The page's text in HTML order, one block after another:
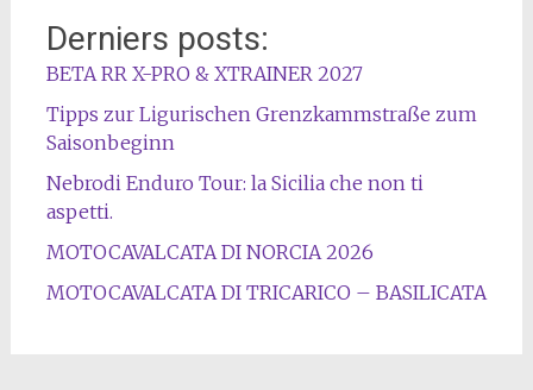
Derniers posts:
BETA RR X-PRO & XTRAINER 2027
Tipps zur Ligurischen Grenzkammstraße zum
Saisonbeginn
Nebrodi Enduro Tour: la Sicilia che non ti
aspetti.
MOTOCAVALCATA DI NORCIA 2026
MOTOCAVALCATA DI TRICARICO – BASILICATA